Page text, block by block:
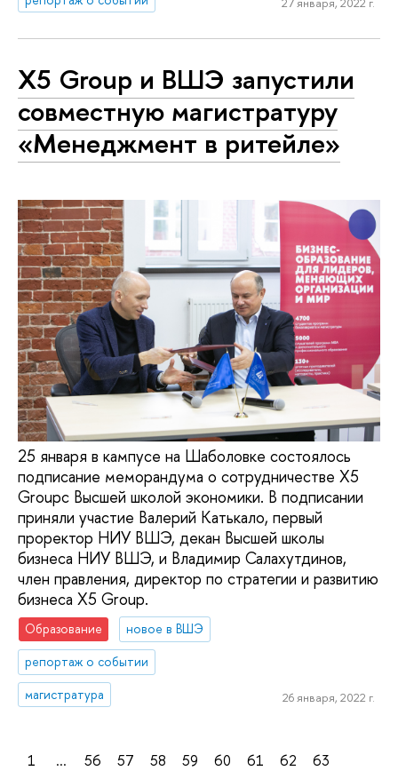
Х5 Group и ВШЭ запустили
совместную магистратуру
«Менеджмент в ритейле»
25 января в кампусе на Шаболовке состоялось
подписание меморандума о сотрудничестве X5
Groupс Высшей школой экономики. В подписании
приняли участие Валерий Катькало, первый
проректор НИУ ВШЭ, декан Высшей школы
бизнеса НИУ ВШЭ, и Владимир Салахутдинов,
член правления, директор по стратегии и развитию
бизнеса Х5 Group.
Образование
новое в ВШЭ
репортаж о событии
магистратура
26 января, 2022 г.
1 ... 56 57 58 59 60 61 62
63